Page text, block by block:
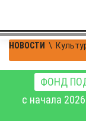
НОВОСТИ \
ФОНД
с начала